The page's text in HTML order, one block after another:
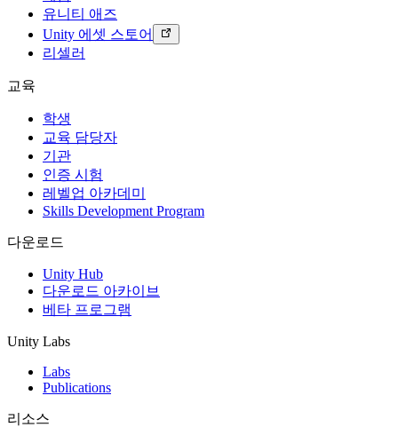
유니티 애즈
Unity 에셋 스토어
리셀러
교육
학생
교육 담당자
기관
인증 시험
레벨업 아카데미
Skills Development Program
다운로드
Unity Hub
다운로드 아카이브
베타 프로그램
Unity Labs
Labs
Publications
리소스